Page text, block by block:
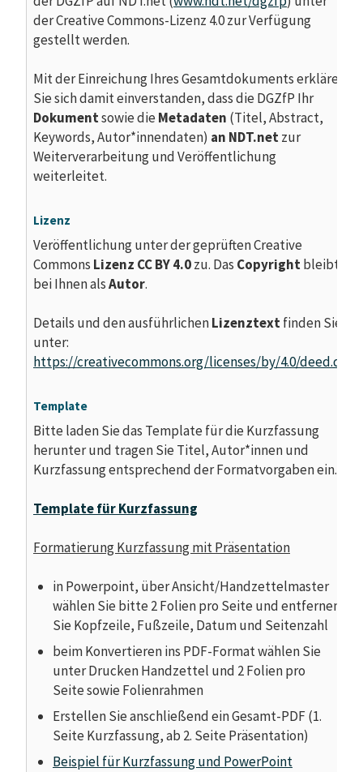
der Creative Commons-Lizenz 4.0 zur Verfügung
gestellt werden.
Mit der Einreichung Ihres Gesamtdokuments erklären
Sie sich damit einverstanden, dass die DGZfP Ihr
Dokumentsowie dieMetadaten (Titel, Abstract,
Keywords, Autor*innendaten) an NDT.netzur
Weiterverarbeitung und Veröffentlichung
weiterleitet.
Lizenz
Veröffentlichung unter der geprüften Creative
Commons Lizenz CC BY 4.0zu. Das Copyrightbleibt
bei Ihnen alsAutor.
Details und den ausführlichenLizenztextfinden Sie
unter:
https://creativecommons.org/licenses/by/4.0/deed.de
Template
Bitte laden Sie das Template für die Kurzfassung
herunter und tragen Sie Titel, Autor*innen und
Kurzfassung entsprechend der Formatvorgaben ein.
Template für Kurzfassung
Formatierung Kurzfassung mit Präsentation
in Powerpoint, über Ansicht/Handzettelmaster
wählen Sie bitte 2 Folien pro Seite und entfernen
Sie Kopfzeile, Fußzeile, Datum und Seitenzahl
beim Konvertieren ins PDF-Format wählen Sie
unter Drucken Handzettel und 2 Folien pro
Seite sowie Folienrahmen
Erstellen Sie anschließend ein Gesamt-PDF (1.
Seite Kurzfassung, ab 2. Seite Präsentation)
Beispiel für Kurzfassung und PowerPoint